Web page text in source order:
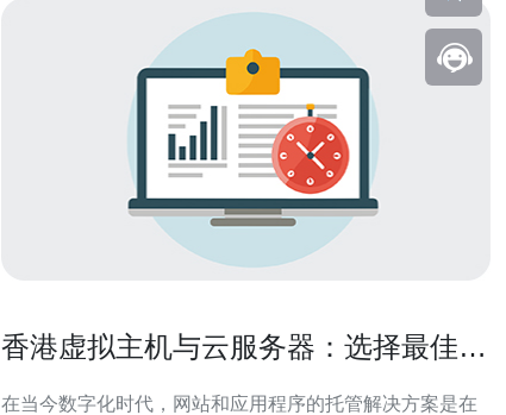
香港虚拟主机与云服务器：选择最佳托
在当今数字化时代，网站和应用程序的托管解决方案是在